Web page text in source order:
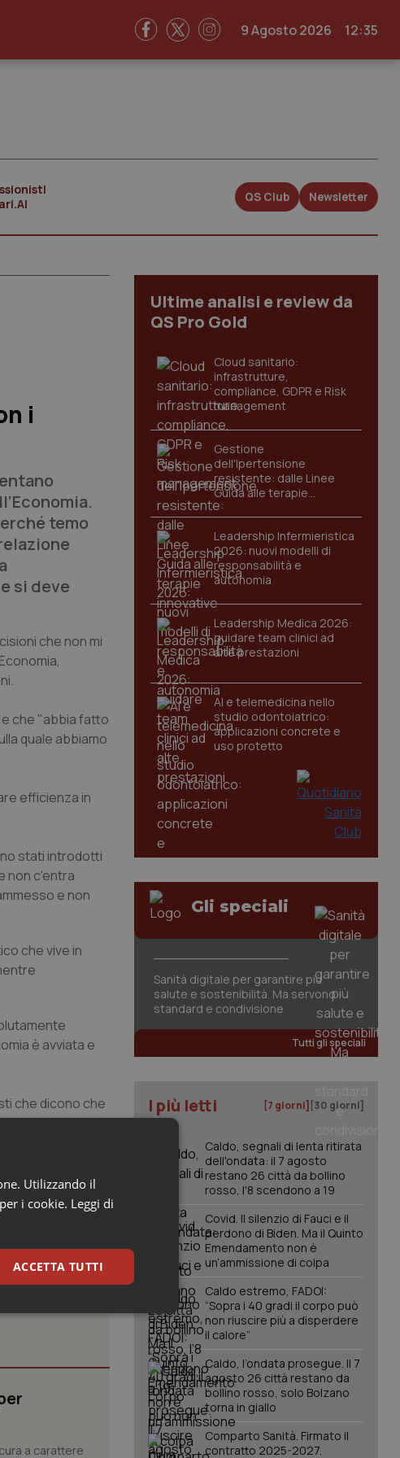
9 Agosto 2026 12:35
QS Club Newsletter
i
temo
si deve
che non mi
che "abbia fatto
quale abbiamo
efficienza in
stati introdotti
non c'entra
e non
che vive in
è avviata e
che dicono che
Si tratta
bisogna che
approccio e
a carattere
Ultime analisi e review da
QS Pro Gold
Cloud sanitario:
infrastrutture,
compliance, GDPR e Risk
management
Gestione
dell'Ipertensione
resistente: dalle Linee
Guida alle terapie
innovative
Leadership Infermieristica
2026: nuovi modelli di
responsabilità e
autonomia
Leadership Medica 2026:
guidare team clinici ad
alte prestazioni
AI e telemedicina nello
studio odontoiatrico:
applicazioni concrete e
uso protetto
Gli speciali
Sanità digitale per garantire più
salute e sostenibilità. Ma servono
standard e condivisione
Tutti gli speciali
I più letti [7 giorni] [30 giorni]
Caldo, segnali di lenta ritirata
dell'ondata: il 7 agosto
restano 26 città da bollino
rosso, l'8 scendono a 19
Covid. Il silenzio di Fauci e il
perdono di Biden. Ma il Quinto
Emendamento non è
un’ammissione di colpa
Caldo estremo, FADOI:
“Sopra i 40 gradi il corpo può
non riuscire più a disperdere
il calore”
Caldo, l’ondata prosegue. Il 7
agosto 26 città restano da
bollino rosso, solo Bolzano
torna in giallo
Comparto Sanità. Firmato il
contratto 2025-2027.
Utilizzando il
i cookie. Leggi di
ACCETTA TUTTI
Marketing